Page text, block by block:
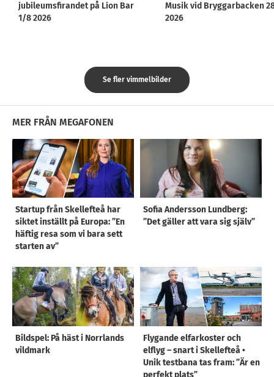
jubileumsfirandet på Lion Bar
1/8 2026
Musik vid Bryggarbacken
2026
Se fler vimmelbilder
MER FRÅN MEGAFONEN
Startup från Skellefteå har
siktet inställt på Europa: ”En
häftig resa som vi bara sett
starten av”
Sofia Andersson Lundberg:
”Det gäller att vara sig själv”
Bildspel: På häst i Norrlands
vildmark
Flygande elfarkoster och
elflyg – snart i Skellefteå •
Unik testbana tas fram: ”Är en
perfekt plats”